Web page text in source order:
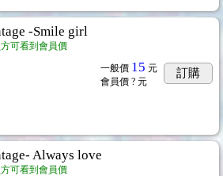
-Smile girl
可看到會員價
一般價 15 元
會員價 ? 元
訂購
Always love
可看到會員價